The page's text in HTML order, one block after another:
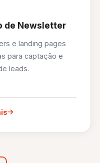
de Newsletter
e landing pages
para captação e
leads.